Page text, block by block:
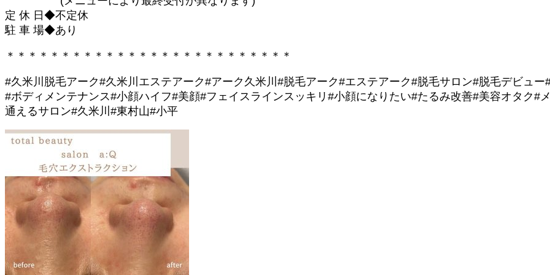
定 休 日◆不定休
駐 車 場◆あり
＊＊＊＊＊＊＊＊＊＊＊＊＊＊＊＊＊＊＊＊＊＊＊＊＊＊
#久米川脱毛アーク#久米川エステアーク#アーク久米川#脱毛アーク#エステアーク#脱毛サロン#脱毛デビュ
#ボディメンテナンス#小顔ハイフ#美顔#フェイスラインスッキリ#小顔になりたい#たるみ改善#美容オタク#
通えるサロン#久米川#東村山#小平